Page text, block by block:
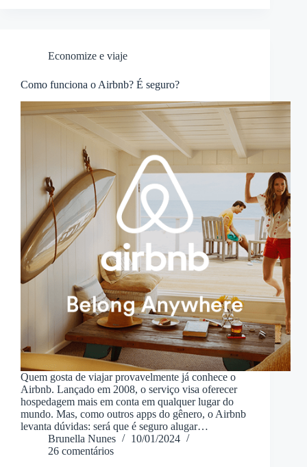
Economize e viaje
Como funciona o Airbnb? É seguro?
Quem gosta de viajar provavelmente já conhece o
Airbnb. Lançado em 2008, o serviço visa oferecer
hospedagem mais em conta em qualquer lugar do
mundo. Mas, como outros apps do gênero, o Airbnb
levanta dúvidas: será que é seguro alugar…
Brunella Nunes
10/01/2024
26 comentários